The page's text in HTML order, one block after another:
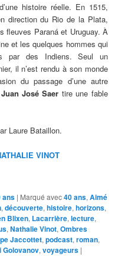
histoire réelle. En 1515,
direction du Rio de la Plata,
fleuves Paraná et Uruguay. À
et les quelques hommes qui
par des Indiens. Seul un
il n’est rendu à son monde
du passage d’une autre
Juan José Saer tire une fable
Laure Bataillon.
VINOT
ans | Marqué avec40 ans,Aimé
,découverte,histoire,horizons,
Blixen, Lacarrière,lecture,
,Nathalie Vinot,Ombres
Jaccottet,podcast,roman,
Golovanov,voyageurs |